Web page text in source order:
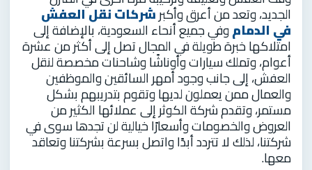
الجديد، وتعد من أعرق وأكبرشركات نقل العفش
في الدماموفي جميع أنحاء السعودية، بالإضافة إلى
امتلاكها خبرة طويلة في المجال تصل إلى أكثر من عشرة
أعوام، وتملك سيارات وأوناشًا وشاحنات مخصصة لنقل
العفش، إلى جانب وجود أمهر السائقين والموظفين
والعمال ممن يعملون لديها وتقوم بتدريبهم بشكل
مستمر، وتقدم شركة الكوثر إلى عملائها الكثير من
العروض والخصومات وأسعارًا خيالية لن تجدها سوى في
شركتنا، لذلك لا تتردد أبدًا واتصل بسرعة بشركتنا وتعاقد
معها.